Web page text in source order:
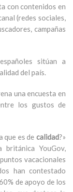
con contenidos en
(redes sociales,
campañas
sitúan a
del país.
una encuesta en
los gustos de
que es decalidad?»
YouGov,
vacacionales
han contestado
de apoyo de los